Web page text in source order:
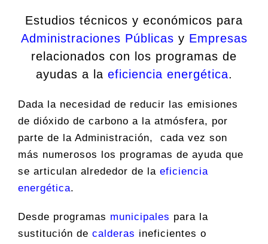
Estudios técnicos y económicos para
Administraciones Públicas y Empresas
relacionados con los programas de
ayudas a la eficiencia energética.
Dada la necesidad de reducir las emisiones
de dióxido de carbono a la atmósfera, por
parte de la Administración, cada vez son
más numerosos los programas de ayuda que
se articulan alrededor de la eficiencia
energética.
Desde programas municipales para la
sustitución de calderas ineficientes o